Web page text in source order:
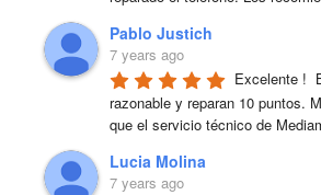
Pablo Justich
7 years ago
Excelente !
razonable y reparan 10 puntos.
que el servicio técnico de
Lucia Molina
7 years ago